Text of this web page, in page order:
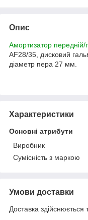
Опис
Амортизатор передній/
AF28/35, дисковий
діаметр пера 27 мм.
Характеристики
Основні атрибути
Виробник
Сумісність з маркою
Умови доставки
Доставка здійснюється